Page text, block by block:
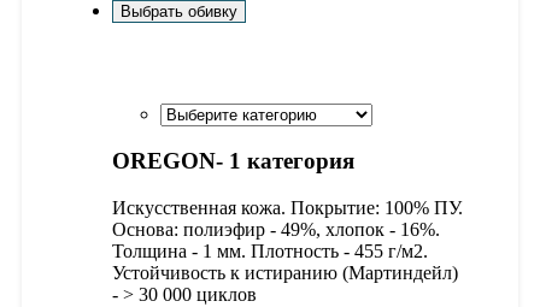
Выбрать обивку
OREGON- 1 категория
Искусственная кожа. Покрытие: 100% ПУ.
Основа: полиэфир - 49%, хлопок - 16%.
Толщина - 1 мм. Плотность - 455 г/м2.
Устойчивость к истиранию (Мартиндейл)
- > 30 000 циклов